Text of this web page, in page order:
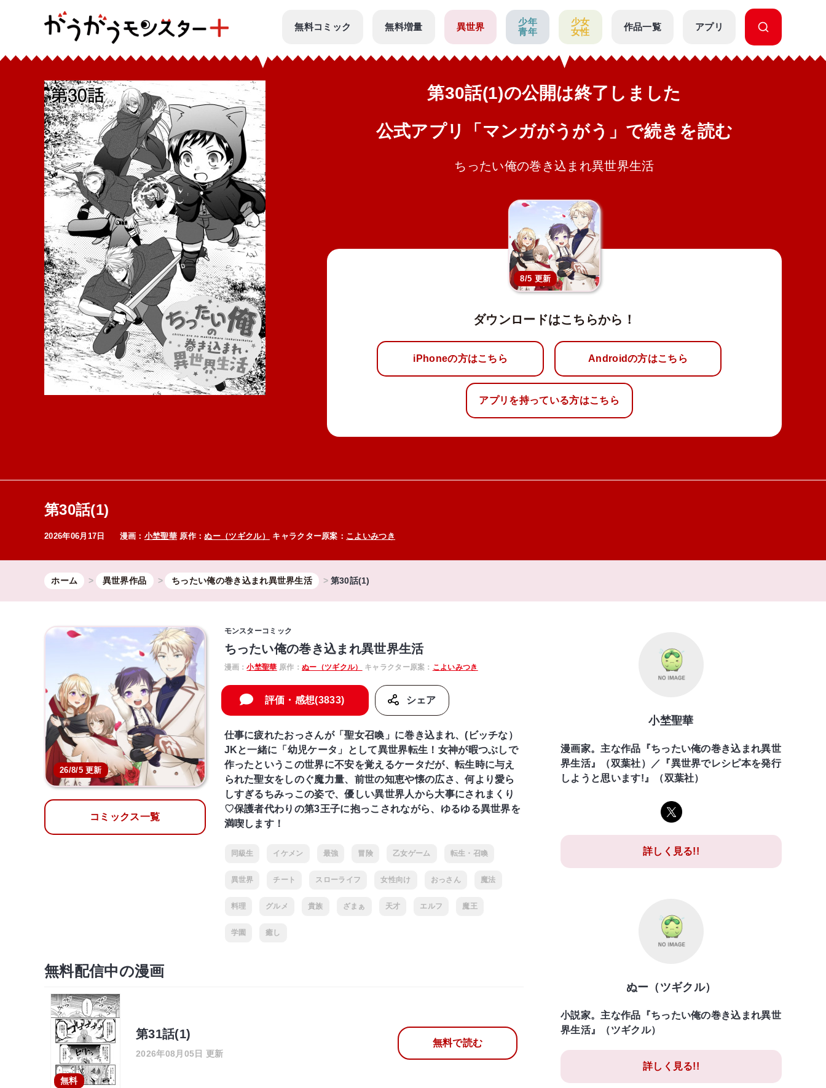
無料コミック 無料増量 異世界
少年
青年
少女
女性
作品一覧 アプリ
第30話(1)の公開は終了しました
公式アプリ「マンガがうがう」で続きを読む
ちったい俺の巻き込まれ異世界生活
8/5 更新
ダウンロードはこちらから！
iPhoneの方はこちら Androidの方はこちら
アプリを持っている方はこちら
第30話(1)
2026年06月17日 漫画： 小埜聖華 原作：ぬー（ツギクル） キャラクター原案： こよいみつき
ホーム 異世界作品 ちったい俺の巻き込まれ異世界生活 第30話(1)
26/8/5 更新
コミックス一覧
モンスターコミック
ちったい俺の巻き込まれ異世界生活
漫画：小埜聖華 原作：ぬー（ツギクル） キャラクター原案： こよいみつき
評価・感想(3833) シェア
仕事に疲れたおっさんが「聖女召喚」に巻き込まれ、(ビッチな）
JKと一緒に「幼児ケータ」として異世界転生！女神が暇つぶしで
作ったというこの世界に不安を覚えるケータだが、転生時に与え
られた聖女をしのぐ魔力量、前世の知恵や懐の広さ、何より愛ら
しすぎるちみっこの姿で、優しい異世界人から大事にされまくり
♡保護者代わりの第3王子に抱っこされながら、ゆるゆる異世界を
満喫します！
同級生 イケメン 最強 冒険 乙女ゲーム 転生・召喚
異世界 チート スローライフ 女性向け おっさん 魔法
料理 グルメ 貴族 ざまぁ 天才 エルフ 魔王
学園 癒し
無料配信中の漫画
無料
第31話(1)
2026年08月05日 更新
無料で読む
小埜聖華
漫画家。主な作品『ちったい俺の巻き込まれ異世
界生活』（双葉社）／『異世界でレシピ本を発行
しようと思います!』（双葉社）
詳しく見る!!
ぬー（ツギクル）
小説家。主な作品『ちったい俺の巻き込まれ異世
界生活』（ツギクル）
詳しく見る!!